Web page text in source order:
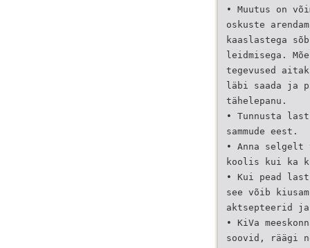
• Muutus on
oskuste
kaaslastega
leidmisega.
tegevused
läbi saada ja
tähelepanu.
• Tunnusta
sammude eest.
• Anna
koolis kui ka
• Kui pead
see võib
aktsepteerid
• KiVa
soovid, räägi